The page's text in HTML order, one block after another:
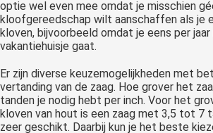
optie wel even mee omdat je misschien
kloofgereedschap wilt aanschaffen als je
kloven, bijvoorbeeld omdat je eens per jaar
vakantiehuisje gaat.
Er zijn diverse keuzemogelijkheden met
vertanding van de zaag. Hoe grover het
tanden je nodig hebt per inch. Voor het
kloven van hout is een zaag met 3,5 tot 7
zeer geschikt. Daarbij kun je het beste